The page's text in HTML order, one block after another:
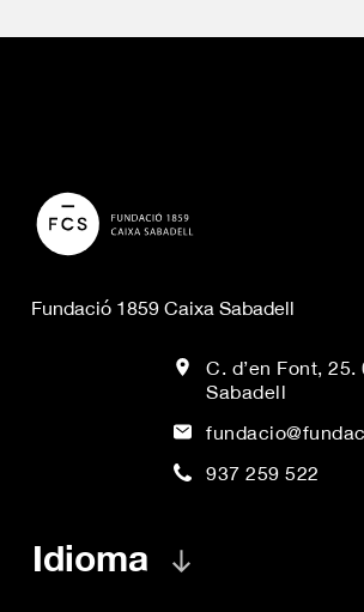
Fundació 1859 Caixa Sabadell
C. d’en Font, 25.
Sabadell
937 259 522
Idioma